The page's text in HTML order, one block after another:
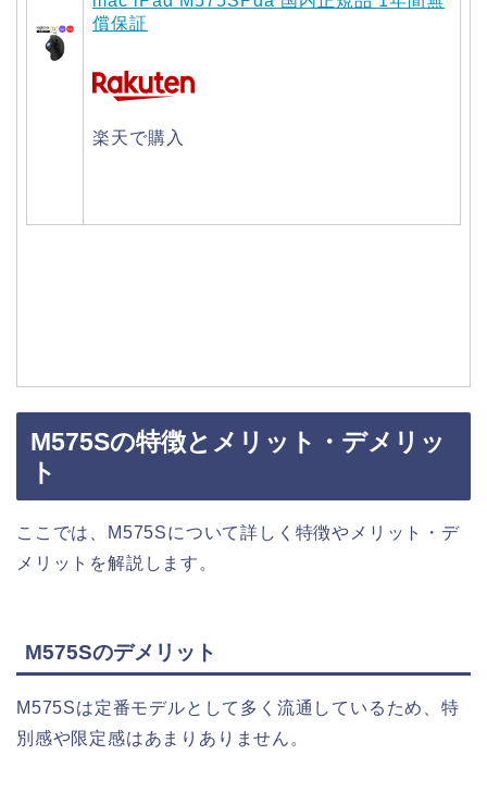
償保証
楽天で購入
M575Sの特徴とメリット・デメリッ
ト
ここでは、M575Sについて詳しく特徴やメリット・デ
メリットを解説します。
M575Sのデメリット
M575Sは定番モデルとして多く流通しているため、特
別感や限定感はあまりありません。